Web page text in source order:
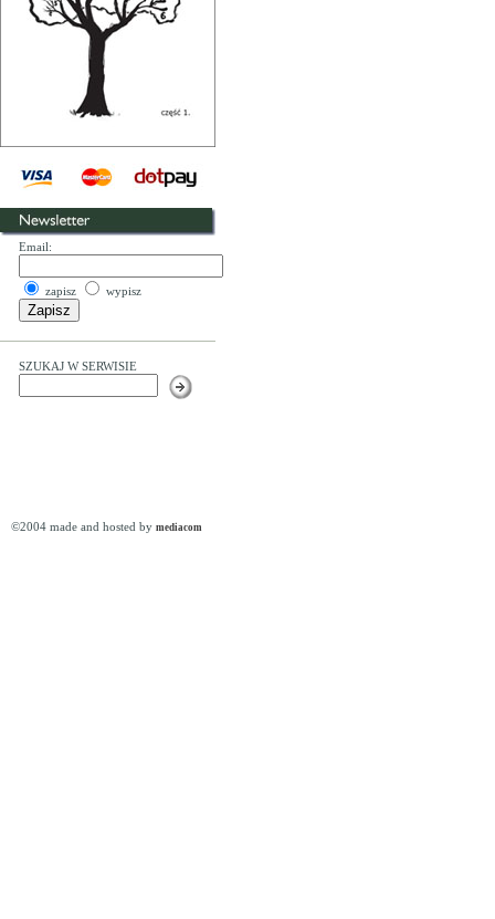
Email:
zapisz wypisz
SZUKAJ W SERWISIE
©2004 made and hosted by mediacom